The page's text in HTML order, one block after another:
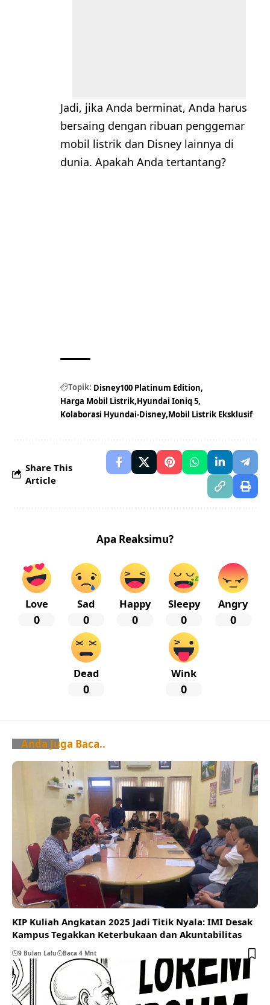
Jadi, jika Anda berminat, Anda harus
bersaing dengan ribuan penggemar
mobil listrik dan Disney lainnya di
dunia. Apakah Anda tertantang?
Topik: Disney100 Platinum Edition
Harga Mobil Listrik Hyundai Ioniq 5
Kolaborasi Hyundai-Disney Mobil Listrik Eksklusif
Share This
Article
Apa Reaksimu?
Love
0
Sad
0
Happy
0
Sleepy
0
Angry
0
Dead
0
Wink
0
Anda Juga Baca..
KIP Kuliah Angkatan 2025 Jadi Titik Nyala: IMI Desak
Kampus Tegakkan Keterbukaan dan Akuntabilitas
9 Bulan Lalu Baca 4 Mnt